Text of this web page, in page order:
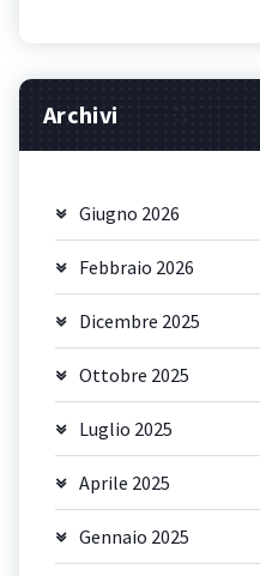
Archivi
Giugno 2026
Febbraio 2026
Dicembre 2025
Ottobre 2025
Luglio 2025
Aprile 2025
Gennaio 2025